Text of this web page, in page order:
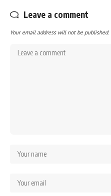
Leave a comment
Your email address will not be published.